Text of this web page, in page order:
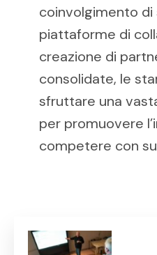
coinvolgimento
piattaforme di
creazione di
consolidate, le
sfruttare una
per promuovere
competere con